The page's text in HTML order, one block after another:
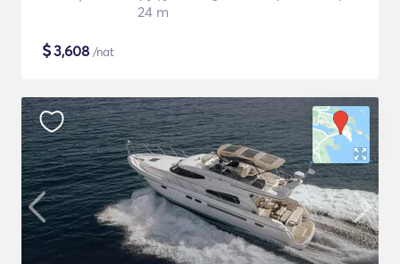
24 m
$3,608 /nat